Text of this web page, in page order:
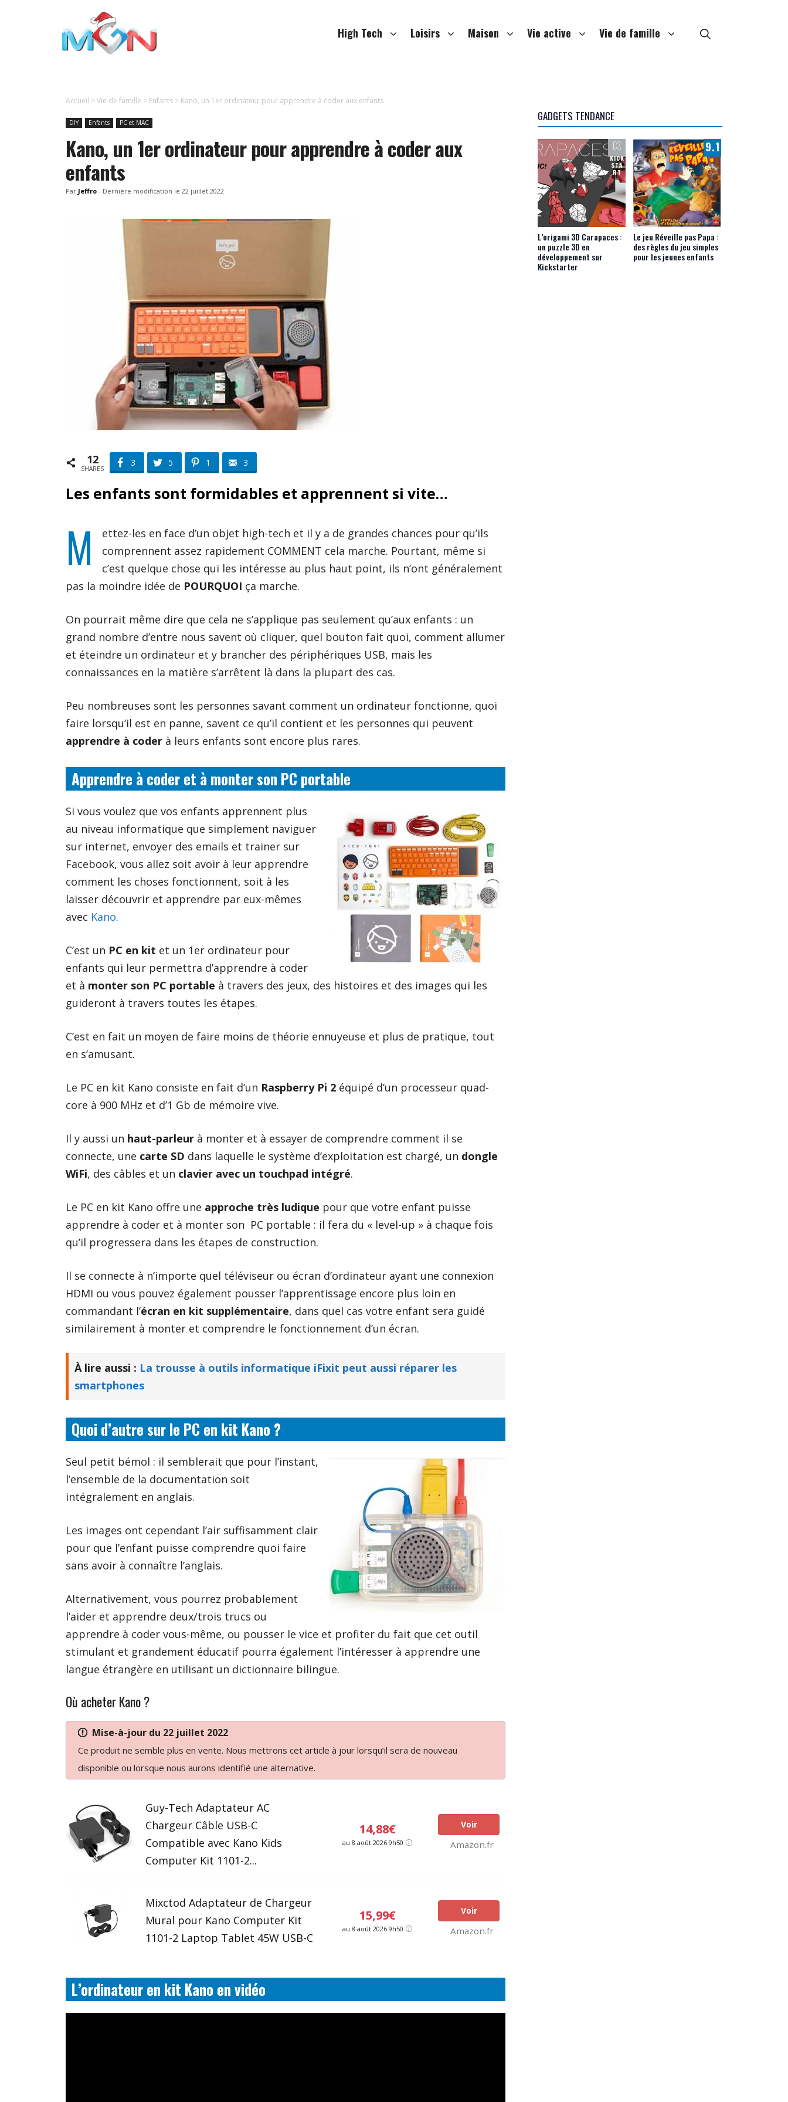
High Tech Loisirs Maison Vie active Vie de famille
Accueil >Vie de famille > Enfants > Kano, un 1er ordinateur pour apprendre à coder aux enfants
DIY Enfants PC et MAC
Kano, un 1er ordinateur pour apprendre à coder aux
enfants
Par Jeffro - Dernière modification le 22 juillet 2022
12
SHARES
3 5 1 3
Les enfants sont formidables et apprennent si vite…
M
ettez-les en face d’un objet high-tech et il y a de grandes chances pour qu’ils
comprennent assez rapidement COMMENT cela marche. Pourtant, même si
c’est quelque chose qui les intéresse au plus haut point, ils n’ont généralement
pas la moindre idée de POURQUOI ça marche.
On pourrait même dire que cela ne s’applique pas seulement qu’aux enfants : un
grand nombre d’entre nous savent où cliquer, quel bouton fait quoi, comment allumer
et éteindre un ordinateur et y brancher des périphériques USB, mais les
connaissances en la matière s’arrêtent là dans la plupart des cas.
Peu nombreuses sont les personnes savant comment un ordinateur fonctionne, quoi
faire lorsqu’il est en panne, savent ce qu’il contient et les personnes qui peuvent
apprendre à coder à leurs enfants sont encore plus rares.
Apprendre à coder et à monter son PC portable
Si vous voulez que vos enfants apprennent plus
au niveau informatique que simplement naviguer
sur internet, envoyer des emails et trainer sur
Facebook, vous allez soit avoir à leur apprendre
comment les choses fonctionnent, soit à les
laisser découvrir et apprendre par eux-mêmes
avec Kano.
C’est un PC en kit et un 1er ordinateur pour
enfants qui leur permettra d’apprendre à coder
et à monter son PC portable à travers des jeux, des histoires et des images qui les
guideront à travers toutes les étapes.
C’est en fait un moyen de faire moins de théorie ennuyeuse et plus de pratique, tout
en s’amusant.
Le PC en kit Kano consiste en fait d’un Raspberry Pi 2 équipé d’un processeur quad-
core à 900 MHz et d’1 Gb de mémoire vive.
Il y aussi un haut-parleur à monter et à essayer de comprendre comment il se
connecte, une carte SD dans laquelle le système d’exploitation est chargé, un dongle
WiFi, des câbles et un clavier avec un touchpad intégré.
Le PC en kit Kano offre une approche très ludique pour que votre enfant puisse
apprendre à coder et à monter son PC portable : il fera du « level-up » à chaque fois
qu’il progressera dans les étapes de construction.
Il se connecte à n’importe quel téléviseur ou écran d’ordinateur ayant une connexion
HDMI ou vous pouvez également pousser l’apprentissage encore plus loin en
commandant l’écran en kit supplémentaire, dans quel cas votre enfant sera guidé
similairement à monter et comprendre le fonctionnement d’un écran.
À lire aussi : La trousse à outils informatique iFixit peut aussi réparer les
smartphones
Quoi d’autre sur le PC en kit Kano ?
Seul petit bémol : il semblerait que pour l’instant,
l’ensemble de la documentation soit
intégralement en anglais.
Les images ont cependant l’air suffisamment clair
pour que l’enfant puisse comprendre quoi faire
sans avoir à connaître l’anglais.
Alternativement, vous pourrez probablement
l’aider et apprendre deux/trois trucs ou
apprendre à coder vous-même, ou pousser le vice et profiter du fait que cet outil
stimulant et grandement éducatif pourra également l’intéresser à apprendre une
langue étrangère en utilisant un dictionnaire bilingue.
Où acheter Kano ?
Mise-à-jour du 22 juillet 2022
Ce produit ne semble plus en vente. Nous mettrons cet article à jour lorsqu’il sera de nouveau
disponible ou lorsque nous aurons identifié une alternative.
Guy-Tech Adaptateur AC
Chargeur Câble USB-C
Compatible avec Kano Kids
Computer Kit 1101-2...
14,88€
au 8 août 2026 9h50
Voir
Amazon.fr
Mixctod Adaptateur de Chargeur
Mural pour Kano Computer Kit
1101-2 Laptop Tablet 45W USB-C
15,99€
au 8 août 2026 9h50
Voir
Amazon.fr
L’ordinateur en kit Kano en vidéo
GADGETS TENDANCE
KICK
STA
RT
L’origami 3D Carapaces :
un puzzle 3D en
développement sur
Kickstarter
9.1
Le jeu Réveille pas Papa :
des règles du jeu simples
pour les jeunes enfants